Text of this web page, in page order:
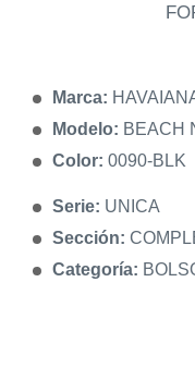
Marca:
Modelo: BEACH
Color: 0090-BLK
Serie: UNICA
Sección:
Categoría: